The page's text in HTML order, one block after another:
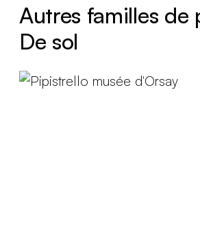
Autres familles de
De sol